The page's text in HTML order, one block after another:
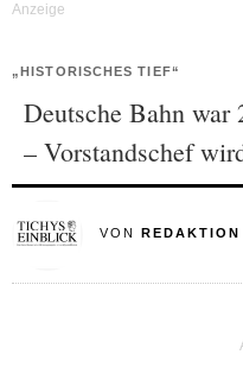
„HISTORISCHES TIEF“
Deutsche Bahn war
– Vorstandschef
VON REDAKTION